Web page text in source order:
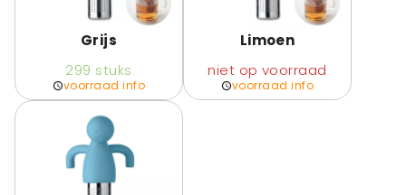
Grijs
299 stuks
voorraad info
Limoen
niet op voorraad
voorraad info